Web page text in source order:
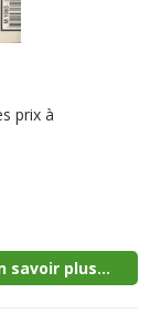
prix à
savoir plus...